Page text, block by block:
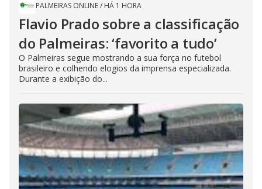
PALMEIRAS ONLINE/ HÁ 1 HORA
Flavio Prado sobre a classificação
do Palmeiras: ‘favorito a tudo’
O Palmeiras segue mostrando a sua força no futebol
brasileiro e colhendo elogios da imprensa especializada.
Durante a exibição do...